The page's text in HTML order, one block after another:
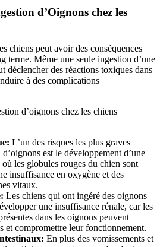
d’Oignons chez les
chiens peut avoir des conséquences
terme. Même une seule ingestion d’une
déclencher des réactions toxiques dans
à des complications
d’oignons chez les chiens
L’un des risques les plus graves
d’oignons est le développement d’une
les globules rouges du chien sont
insuffisance en oxygène et des
vitaux.
Les chiens qui ont ingéré des oignons
une insuffisance rénale, car les
dans les oignons peuvent
et compromettre leur fonctionnement.
En plus des vomissements et